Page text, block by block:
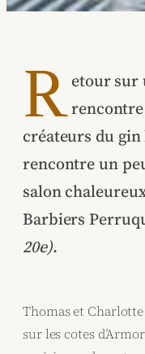
R etour sur
rencontre
créateurs du gin
rencontre un
salon
Barbiers
20e).
Thomas et
sur les cotes